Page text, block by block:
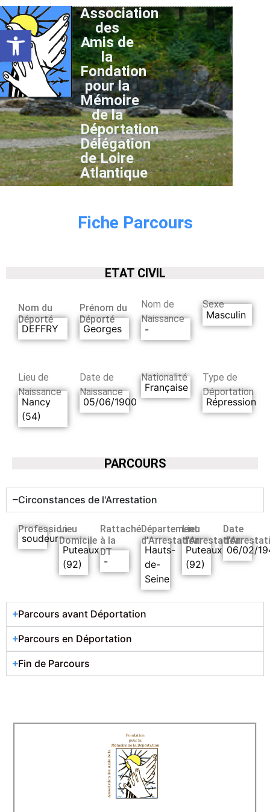
Ouvrir la barre d’outils
Association
des
Amis de
la
Fondation
pour la
Mémoire
de la
Déportation
Délégation
de Loire
Atlantique
Fiche Parcours
ETAT CIVIL
Nom du
Déporté
DEFFRY
Prénom du
Déporté
Georges
Nom de
Naissance
-
Sexe
Masculin
Lieu de
Naissance
Nancy
(54)
Date de
Naissance
05/06/1900
Nationalité
Française
Type de
Déportation
Répression
PARCOURS
Circonstances de l'Arrestation
Profession
soudeur
Lieu
Domicile
Puteaux
(92)
Rattaché
à la
DT
-
Département
d’Arrestation
Hauts-
de-
Seine
Lieu
d’Arrestation
Puteaux
(92)
Date
06/02/
Parcours avant Déportation
Parcours en Déportation
Fin de Parcours